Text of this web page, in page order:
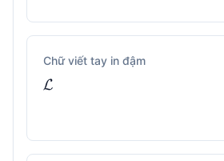
Chữ viết tay in đậm
𝓛